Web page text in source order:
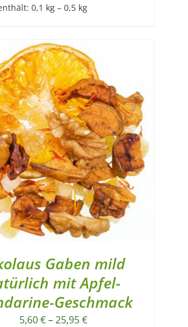
0,1 kg – 0,5 kg
Gaben mild
mit Apfel-
Geschmack
5,60€–25,95€